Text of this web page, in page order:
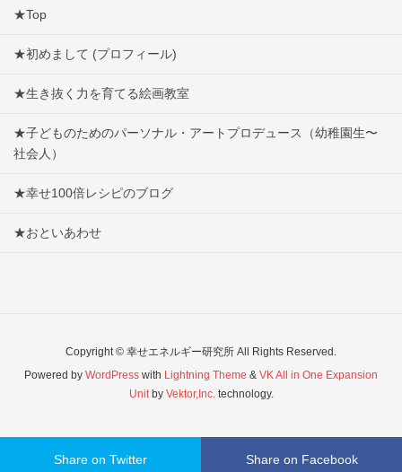
★Top
★初めまして (プロフィール)
★生き抜く力を育てる絵画教室
★子どものためのパーソナル・アートプロデュース（幼稚園生〜
社会人）
★幸せ100倍レシピのブログ
★おといあわせ
Copyright © 幸せエネルギー研究所 All Rights Reserved.
Powered by WordPress with Lightning Theme & VK All in One Expansion
Unitby Vektor,Inc.technology.
Share on Twitter Share on Facebook